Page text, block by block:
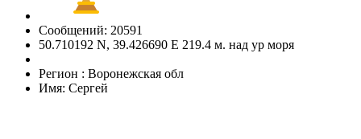
Сообщений: 20591
50.710192 N, 39.426690 E 219.4 м. над ур моря
Регион : Воронежская обл
Имя: Сергей